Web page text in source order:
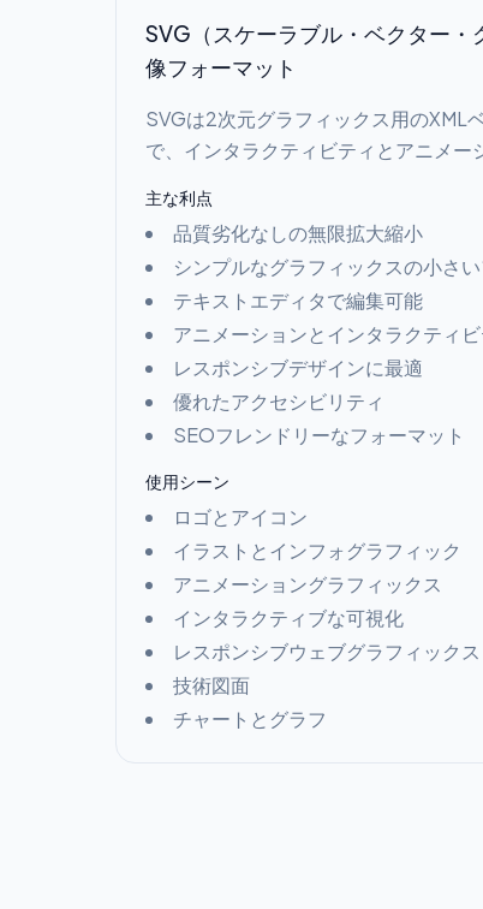
SVG（スケーラブル・ベクター
像フォーマット
SVGは2次元グラフィックス用のXML
で、インタラクティビティとアニメー
主な利点
品質劣化なしの無限拡大縮小
シンプルなグラフィックスの小さ
テキストエディタで編集可能
アニメーションとインタラクティ
レスポンシブデザインに最適
優れたアクセシビリティ
SEOフレンドリーなフォーマット
使用シーン
ロゴとアイコン
イラストとインフォグラフィック
アニメーショングラフィックス
インタラクティブな可視化
レスポンシブウェブグラフィックス
技術図面
チャートとグラフ